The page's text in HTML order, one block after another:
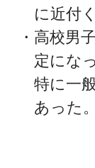
に近付
・高校男
定にな
特に一
あった